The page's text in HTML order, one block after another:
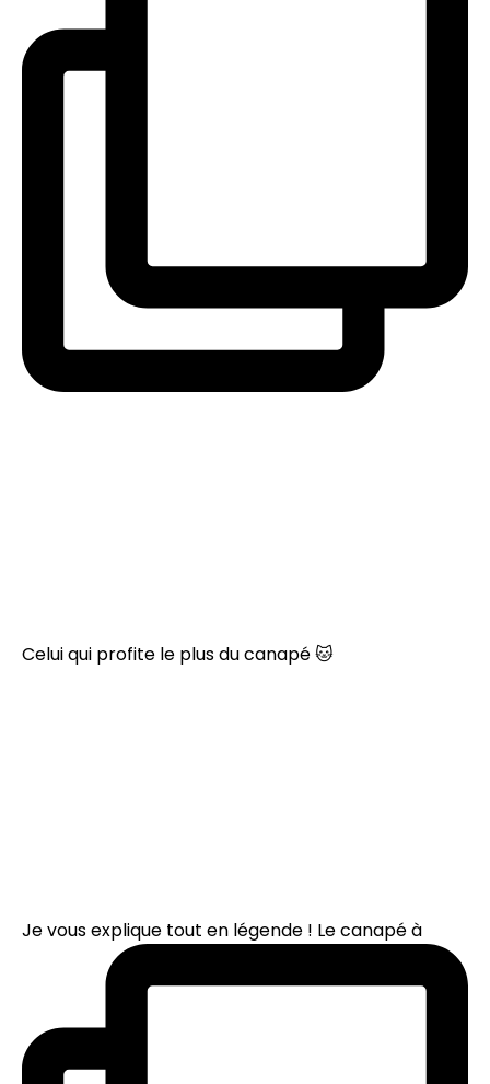
Celui qui profite le plus du canapé 🐱
Je vous explique tout en légende ! Le canapé à